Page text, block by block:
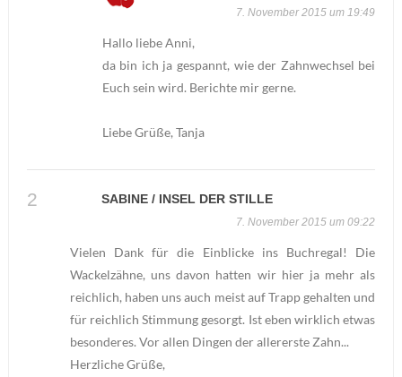
7. November 2015 um 19:49
Hallo liebe Anni,
da bin ich ja gespannt, wie der Zahnwechsel bei
Euch sein wird. Berichte mir gerne.
Liebe Grüße, Tanja
SABINE / INSEL DER STILLE
7. November 2015 um 09:22
Vielen Dank für die Einblicke ins Buchregal! Die
Wackelzähne, uns davon hatten wir hier ja mehr als
reichlich, haben uns auch meist auf Trapp gehalten und
für reichlich Stimmung gesorgt. Ist eben wirklich etwas
besonderes. Vor allen Dingen der allererste Zahn...
Herzliche Grüße,